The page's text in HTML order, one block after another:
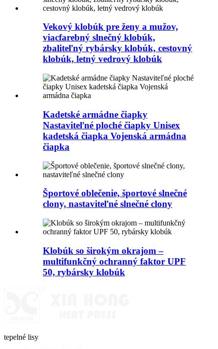
Vekový klobúk pre ženy a mužov,
viacfarebný slnečný klobúk,
zbaliteľný rybársky klobúk, cestovný
klobúk, letný vedrový klobúk
Kadetské armádne čiapky
Nastaviteľné ploché čiapky Unisex
kadetská čiapka Vojenská armádna
čiapka
Športové oblečenie, športové slnečné
clony, nastaviteľné slnečné clony
Klobúk so širokým okrajom –
multifunkčný ochranný faktor UPF
50, rybársky klobúk
tepelné lisy